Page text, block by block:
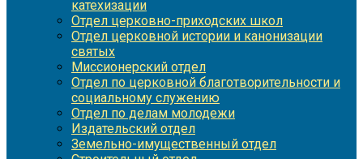
катехизации
Отдел церковно-приходских школ
Отдел церковной истории и канонизации
святых
Миссионерский отдел
Отдел по церковной благотворительности и
социальному служению
Отдел по делам молодежи
Издательский отдел
Земельно-имущественный отдел